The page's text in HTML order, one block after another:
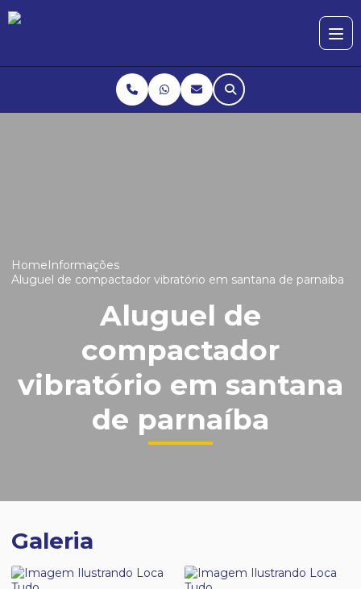
HomeInformações
Aluguel de compactador vibratório em santana de parnaíba
Aluguel de
compactador
vibratório em santana
de parnaíba
Galeria